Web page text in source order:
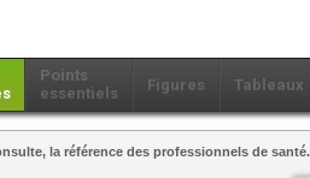
Points
essentiels
Figures Tableaux
la référence des professionnels de santé.